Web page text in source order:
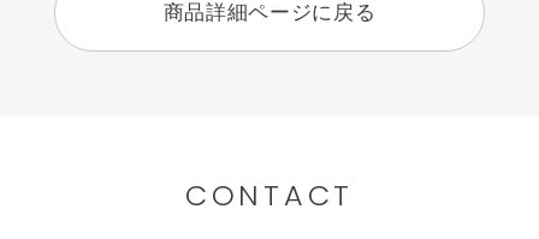
商品詳細ページに戻る
CONTACT